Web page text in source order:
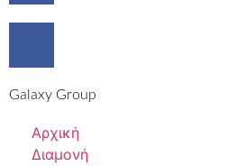
Galaxy Group
Αρχική
Διαμονή